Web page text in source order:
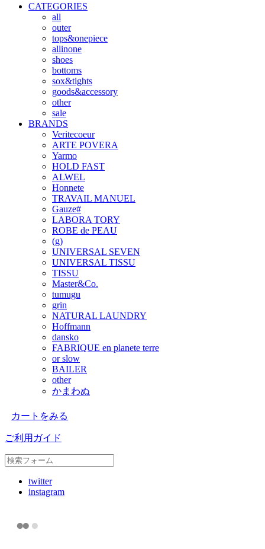
CATEGORIES
all
outer
tops&onepiece
allinone
shoes
bottoms
sox&tights
goods&accessory
other
sale
BRANDS
Veritecoeur
ARTE POVERA
Yarmo
HOLD FAST
ALWEL
Honnete
TRAVAIL MANUEL
Gauze#
LABORA TORY
ROBE de PEAU
(g)
UNIVERSAL SEVEN
UNIVERSAL TISSU
TISSU
Master&Co.
tumugu
grin
NATURAL LAUNDRY
Hoffmann
dansko
FABRIQUE en planete terre
or slow
BAILER
other
かまわぬ
カートをみる
ご利用ガイド
twitter
instagram